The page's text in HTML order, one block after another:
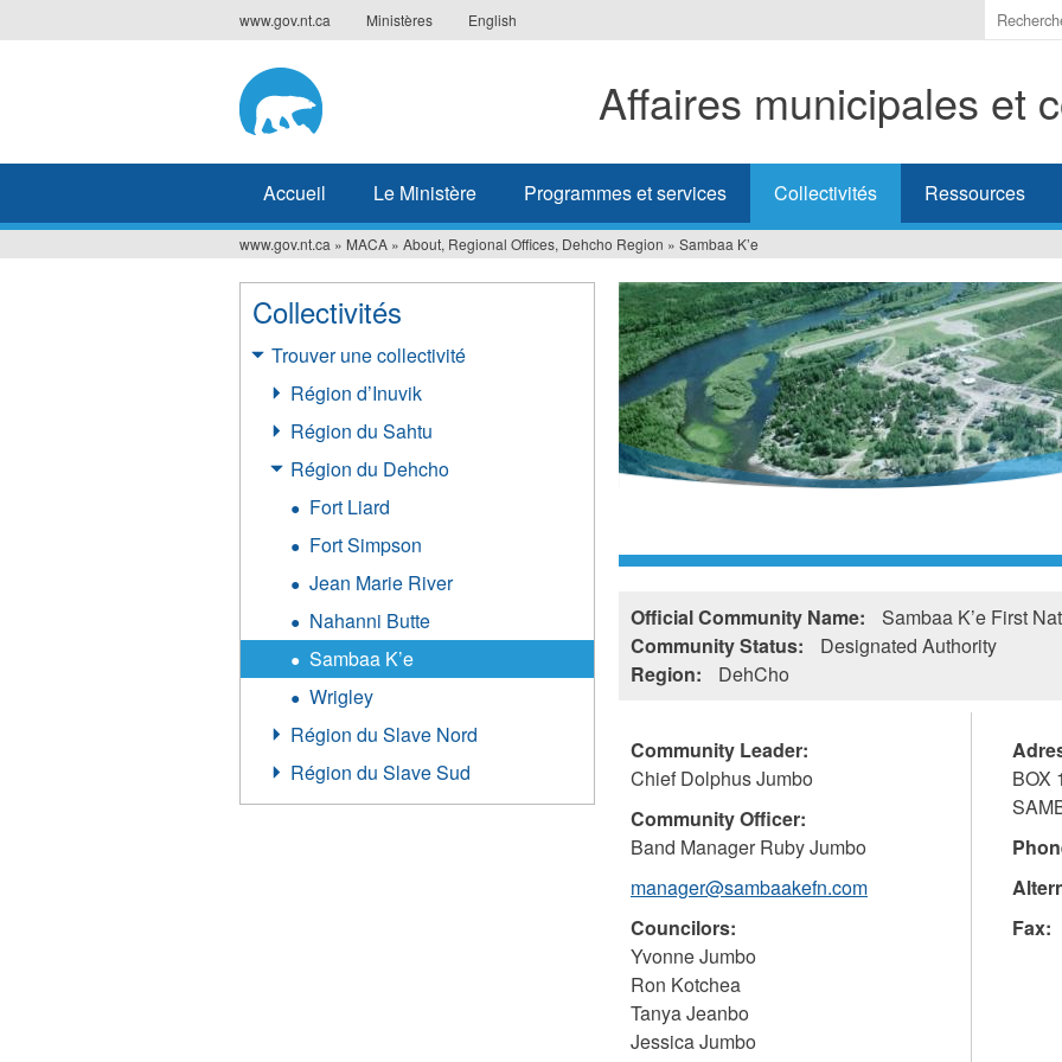
to
www.gov.nt.ca Ministères English
Indiquer
les
à
Affaires municipales et
Accueil Le Ministère Programmes et services Collectivités Ressources
Vous
êtes
ici
www.gov.nt.ca » MACA » About, Regional Offices, Dehcho Region » Sambaa K’e
Official Community Name:
Sambaa K’e First
Community Status:
Designated Authority
Region:
DehCho
Community Leader:
Chief Dolphus Jumbo
Community Officer:
Band Manager Ruby Jumbo
manager@sambaakefn.com
Councilors:
Yvonne Jumbo
Ron Kotchea
Tanya Jeanbo
Jessica Jumbo
BOX
Fax:
Collectivités
Trouver une collectivité
Région d’Inuvik
Région du Sahtu
Région du Dehcho
Fort Liard
Fort Simpson
Jean Marie River
Nahanni Butte
Sambaa K’e
Wrigley
Région du Slave Nord
Région du Slave Sud